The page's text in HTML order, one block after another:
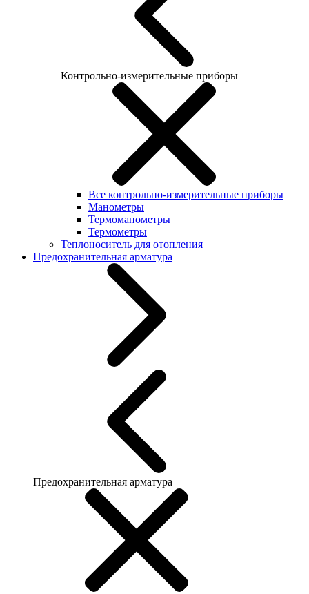
Контрольно-измерительные приборы
Все контрольно-измерительные приборы
Манометры
Термоманометры
Термометры
Теплоноситель для отопления
Предохранительная арматура
Предохранительная арматура